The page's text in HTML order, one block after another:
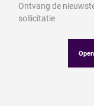
Ontvang de
sollicitatie